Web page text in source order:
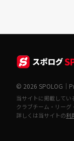
© 2026 SPOLOG｜
当サイトに掲載して
クラブチーム・リーグ
詳しくは当サイトの利